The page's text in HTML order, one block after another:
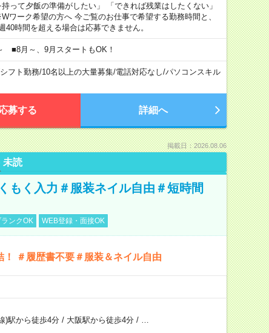
って夕飯の準備がしたい」 「できれば残業はしたくない」
ワーク希望の方へ 今ご覧のお仕事で希望する勤務時間と、
時間を超える場合は応募できません。
■8月～、9月スタートもOK！
シフト勤務/10名以上の大量募集/電話対応なし/パソコンスキル
募する 詳細へ
掲載日：2026.08.06
未読
もく入力＃服装ネイル自由＃短時間
ランクOK WEB登録・面接OK
！ ＃履歴書不要＃服装＆ネイル自由
)駅から徒歩4分/ 大阪駅から徒歩4分/